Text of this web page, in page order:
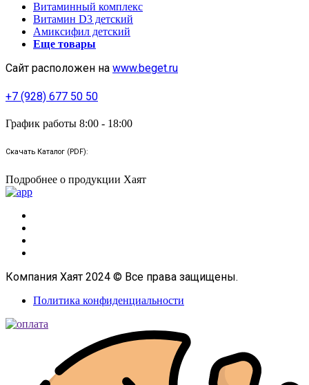
Витаминный комплекс
Витамин D3 детский
Амиксифил детский
Еще товары
Сайт расположен на www.beget.ru
+7 (928) 677 50 50
График работы 8:00 - 18:00
Скачать Каталог (PDF):
Подробнее о продукции Хаят
Компания Хаят 2024 © Все права защищены.
Политика конфиденциальности